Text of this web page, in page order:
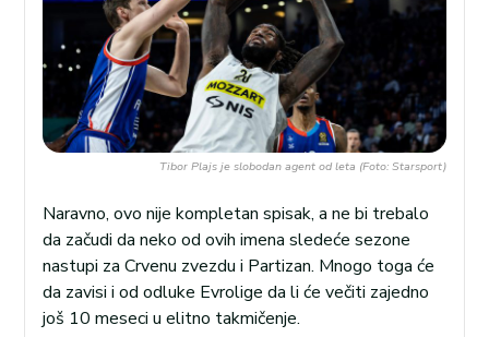
Tibor Plajs je slobodan agent od leta (Foto: Starsport)
Naravno, ovo nije kompletan spisak, a ne bi trebalo
da začudi da neko od ovih imena sledeće sezone
nastupi za Crvenu zvezdu i Partizan. Mnogo toga će
da zavisi i od odluke Evrolige da li će večiti zajedno
još 10 meseci u elitno takmičenje.